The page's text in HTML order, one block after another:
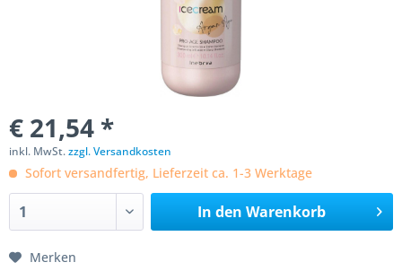
€ 21,54 *
inkl. MwSt.zzgl. Versandkosten
Sofort versandfertig, Lieferzeit ca. 1-3 Werktage
In den Warenkorb
Merken